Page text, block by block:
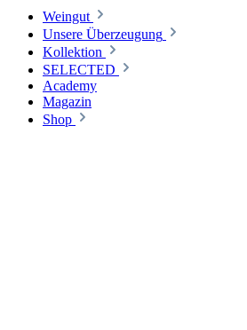
Weingut
Unsere Überzeugung
Kollektion
SELECTED
Academy
Magazin
Shop